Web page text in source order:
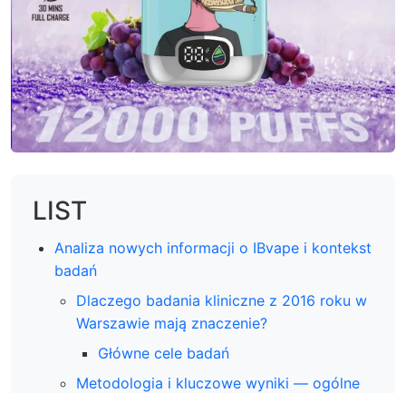
LIST
Analiza nowych informacji o IBvape i kontekst
badań
Dlaczego badania kliniczne z 2016 roku w
Warszawie mają znaczenie?
Główne cele badań
Metodologia i kluczowe wyniki — ogólne